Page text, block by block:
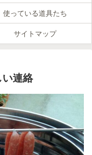
使っている道具たち
サイトマップ
い連絡